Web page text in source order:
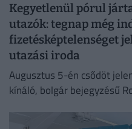
Kegyetlenül pórul
utazók: tegnap még
fizetésképtelenséget
utazási iroda
Augusztus 5-én csődöt
kínáló, bolgár bejegyzésű